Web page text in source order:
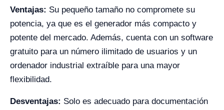
Ventajas: Su pequeño tamaño no compromete su
potencia, ya que es el generador más compacto y
potente del mercado. Además, cuenta con un software
gratuito para un número ilimitado de usuarios y un
ordenador industrial extraíble para una mayor
flexibilidad.
Desventajas: Solo es adecuado para documentación